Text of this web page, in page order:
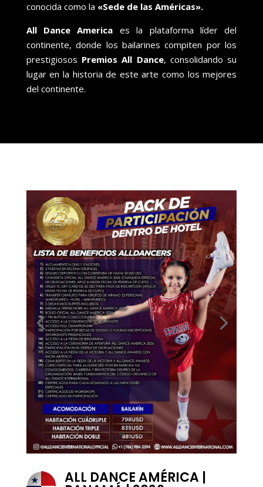
conocida como la «Sede de las Américas».
All Dance America es la plataforma líder del
continente, donde los bailarines compiten por los
prestigiosos Premios All Dance, consolidando su
lugar en la historia de este arte como los mejores
del continente.
ALL DANCE AMÉRICA |